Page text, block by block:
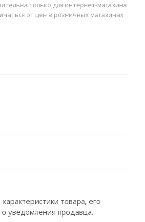
только для интернет-магазина
от цен в розничных магазинах
товара, его
уведомления продавца.